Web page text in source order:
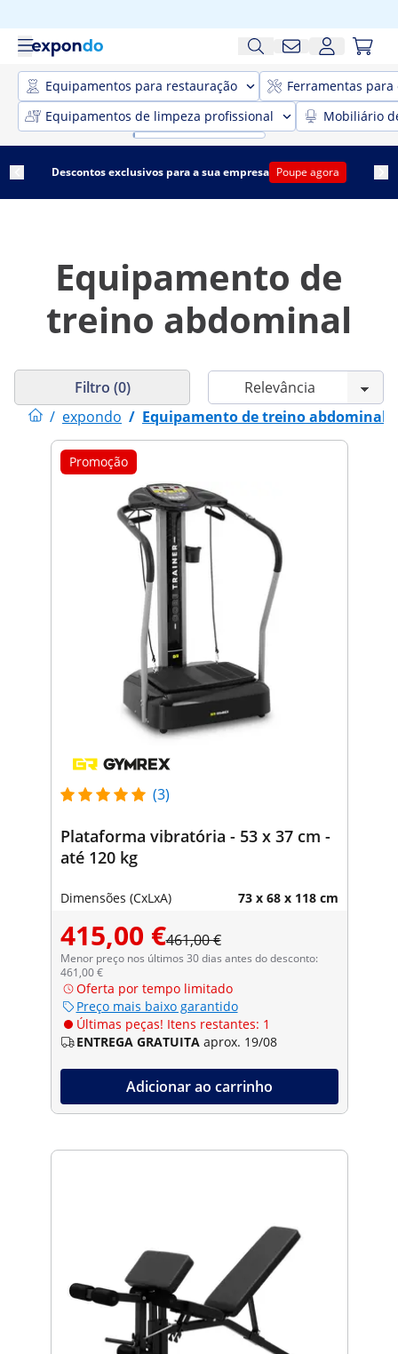
Equipamentos para restauração
Ferramentas para
Equipamentos de limpeza profissional
Mobiliário
Descontos exclusivos para a sua empresa Poupe agora
Equipamento de
treino abdominal
/ expondo / Equipamento de treino abdominal
Filtro (0)
Promoção
(3)
Plataforma vibratória - 53 x 37 cm -
até 120 kg
Dimensões (CxLxA) 73 x 68 x 118 cm
415,00 €461,00 €
Menor preço nos últimos 30 dias antes do desconto:
461,00 €
Oferta por tempo limitado
Preço mais baixo garantido
Últimas peças! Itens restantes: 1
ENTREGA GRATUITA aprox. 19/08
Adicionar ao carrinho